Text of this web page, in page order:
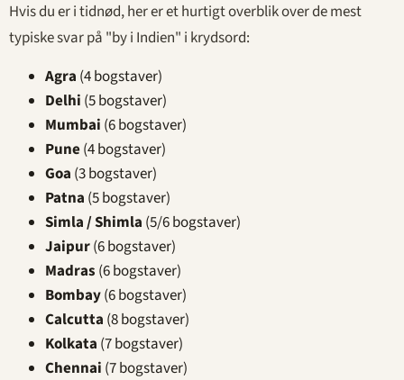
Hvis du er i tidnød, her er et hurtigt overblik over de mest
typiske svar på "by i Indien" i krydsord:
Agra (4 bogstaver)
Delhi (5 bogstaver)
Mumbai (6 bogstaver)
Pune(4 bogstaver)
Goa (3 bogstaver)
Patna (5 bogstaver)
Simla / Shimla (5/6 bogstaver)
Jaipur(6 bogstaver)
Madras (6 bogstaver)
Bombay(6 bogstaver)
Calcutta (8 bogstaver)
Kolkata (7 bogstaver)
Chennai (7 bogstaver)